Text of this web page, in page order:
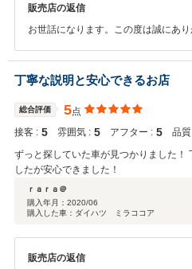
販売店の返信
お世話になります。この度は誠にあ
付け下さい。 今後ともよろしくお願
丁寧な説明と安心できるお店
総合評価 5点
接客 : 5 雰囲気 : 5 アフター : 5 品
ずっと探していた車が見つかりました！
したが安心できました！
ｒａｒａ＠
購入年月： 2020/06
購入した車：ダイハツ ミラココア
販売店の返信